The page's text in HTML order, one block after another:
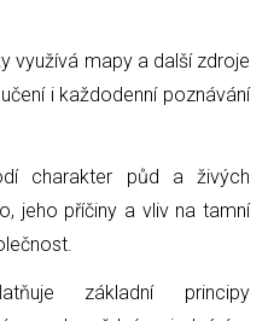
využívá mapy a další zdroje
i každodenní poznávání
charakter půd a živých
jeho příčiny a vliv na tamní
základní principy